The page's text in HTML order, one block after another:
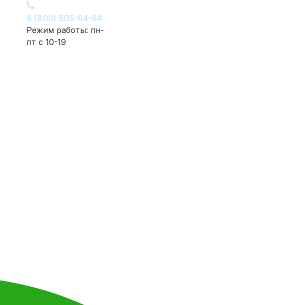
8 (800) 505-64-64
Режим работы: пн-
пт с 10-19